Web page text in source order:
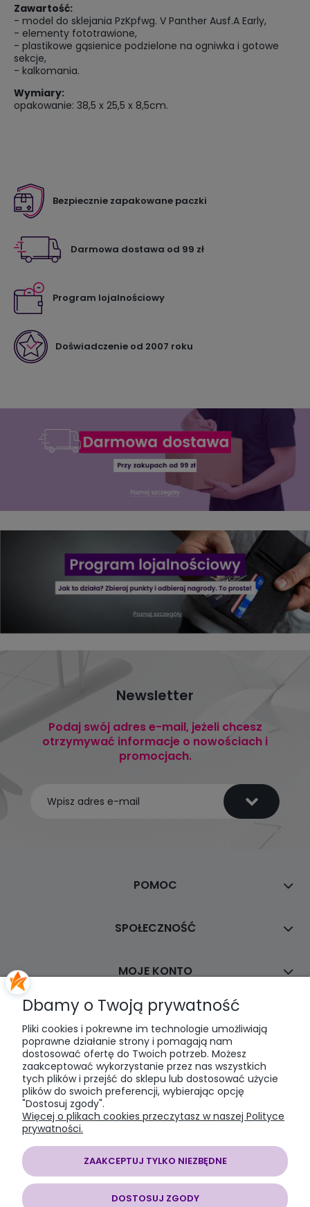
Zawartość:
- model do sklejania PzKpfwg. V Panther Ausf.A Early,
- elementy fototrawione,
- plastikowe gąsienice podzielone na ogniwka i gotowe
sekcje,
- kalkomania.
Wymiary:
opakowanie: 38,5 x 25,5 x 8,5cm.
Bezpiecznie zapakowane paczki
Darmowa dostawa od 99 zł
Program lojalnościowy
Doświadczenie od 2007 roku
Newsletter
Podaj swój adres e-mail, jeżeli chcesz
otrzymywać informacje o nowościach i
promocjach.
POMOC
SPOŁECZNOŚĆ
MOJE KONTO
PŁATNOŚCI I DOSTAWA
INFORMACJE
O NAS
SOMAP sklep modelarski| al. Jana Pawła II 28, 43-100 Tychy, woj.
śląskie | E-mail:
| NIP:
6462056771 REGON: 240730965
Dbamy o Twoją prywatność
Pliki cookies i pokrewne im technologie umożliwiają
poprawne działanie strony i pomagają nam
dostosować ofertę do Twoich potrzeb. Możesz
zaakceptować wykorzystanie przez nas wszystkich
tych plików i przejść do sklepu lub dostosować użycie
plików do swoich preferencji, wybierając opcję
"Dostosuj zgody".
Więcej o plikach cookies przeczytasz w naszej Polityce
prywatności.
ZAAKCEPTUJ TYLKO NIEZBĘDNE
DOSTOSUJ ZGODY